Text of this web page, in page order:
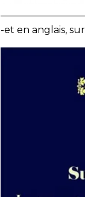
-et en anglais, sur